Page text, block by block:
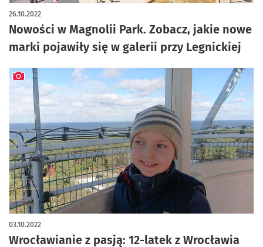
Nowości w Magnolii Park. Zobacz, jakie nowe
marki pojawiły się w galerii przy Legnickiej
26.10.2022
artykuł z galerią zdjęć
Wrocławianie z pasją: 12-latek z Wrocławia
03.10.2022
artykuł z galerią zdjęć